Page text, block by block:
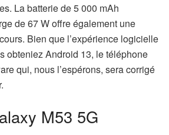
La batterie de 5 000 mAh
de 67 W offre également une
Bien que l’expérience logicielle
obteniez Android 13, le téléphone
qui, nous l’espérons, sera corrigé
M53 5G